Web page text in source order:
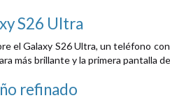
S26 Ultra
el Galaxy S26 Ultra, un teléfono
más brillante y la primera pantalla
refinado